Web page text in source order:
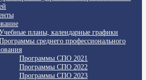
планы, календарные графики
среднего профессионального
Программы СПО 2021
Программы СПО 2022
Программы СПО 2023